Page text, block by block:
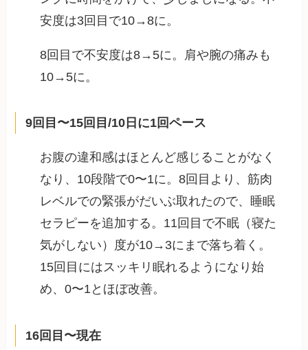
安度は3回目で10→8に。
8回目で不安度は8→5に。肩や腕の痛みも
10→5に。
9回目〜15回目/10日に1回ペース
お腹の違和感はほとんど感じることがなく
なり、10段階で0〜1に。8回目より、筋肉
レベルでの緊張がだいぶ取れたので、睡眠
セラピーを追加する。11回目で不眠（寝た
気がしない）度が10→3にまで落ち着く。
15回目にはスッキリ眠れるようになり始
め、0〜1とほぼ改善。
16回目〜現在